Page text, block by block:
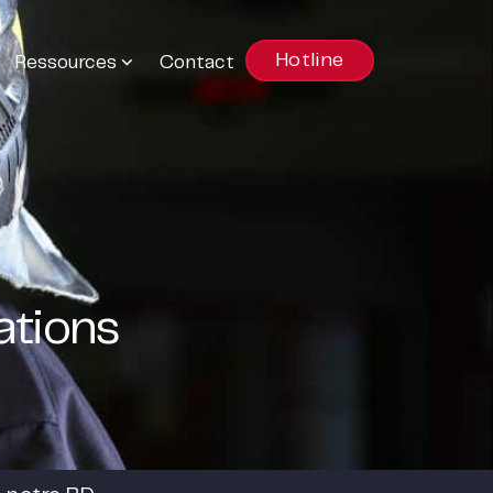
Ressources Contact Hotline